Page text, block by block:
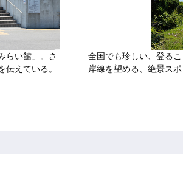
らい館」。さ
伝えている。
全国でも珍しい、登る
岸線を望める、絶景スポ